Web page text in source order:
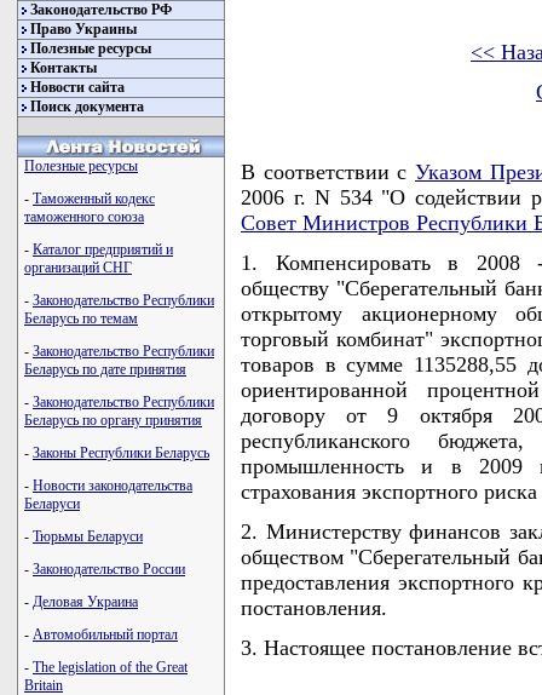
Законодательство РФ
Право Украины
Полезные ресурсы
Контакты
Новости сайта
Поиск документа
Полезные ресурсы
- Таможенный кодекс
таможенного союза
- Каталог предприятий и
организаций СНГ
- Законодательство Республики
Беларусь по темам
- Законодательство Республики
Беларусь по дате принятия
- Законодательство Республики
Беларусь по органу принятия
- Законы Республики Беларусь
- Новости законодательства
Беларуси
- Тюрьмы Беларуси
- Законодательство России
- Деловая Украина
- Автомобильный портал
- The legislation of the Great
Britain
<<
В соответствии с Указом
2006 г. N 534 "О содействии
Совет Министров Республики
1. Компенсировать в 2008
обществу "Сберегательный
открытому акционерному
торговый комбинат"
товаров в сумме 1135288,55
ориентированной
договору от 9 октября
республиканского
промышленность и в
страхования экспортного
2. Министерству финансов
обществом "Сберегательный
предоставления экспортного
постановления.
3. Настоящее постановление